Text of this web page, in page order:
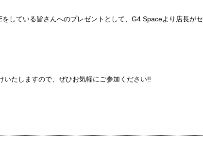
している皆さんへのプレゼントとして、G4 Spaceより店長がセ
たしますので、ぜひお気軽にご参加ください!!